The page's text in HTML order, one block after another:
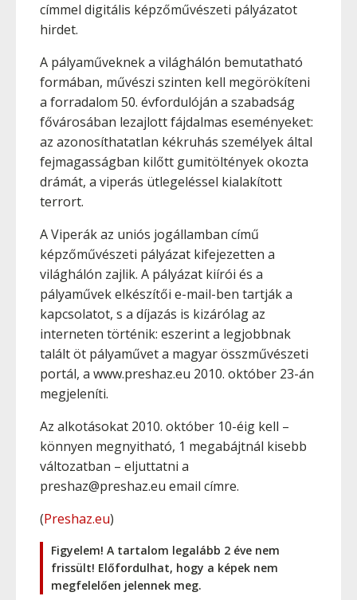
címmel digitális képzőművészeti pályázatot
hirdet.
A pályaműveknek a világhálón bemutatható
formában, művészi szinten kell megörökíteni
a forradalom 50. évfordulóján a szabadság
fővárosában lezajlott fájdalmas eseményeket:
az azonosíthatatlan kékruhás személyek által
fejmagasságban kilőtt gumitöltények okozta
drámát, a viperás ütlegeléssel kialakított
terrort.
A Viperák az uniós jogállamban című
képzőművészeti pályázat kifejezetten a
világhálón zajlik. A pályázat kiírói és a
pályaművek elkészítői e-mail-ben tartják a
kapcsolatot, s a díjazás is kizárólag az
interneten történik: eszerint a legjobbnak
talált öt pályaművet a magyar összművészeti
portál, a www.preshaz.eu 2010. október 23-án
megjeleníti.
Az alkotásokat 2010. október 10-éig kell –
könnyen megnyitható, 1 megabájtnál kisebb
változatban – eljuttatni a
preshaz@preshaz.eu email címre.
(Preshaz.eu)
Figyelem! A tartalom legalább 2 éve nem
frissült! Előfordulhat, hogy a képek nem
megfelelően jelennek meg.